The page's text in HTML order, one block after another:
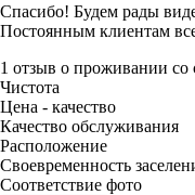
Спасибо! Будем рады
Постоянным клиентам
1 отзыв о проживании со
Чистота
Цена - качество
Качество обслуживания
Расположение
Своевременность
Соответствие фото